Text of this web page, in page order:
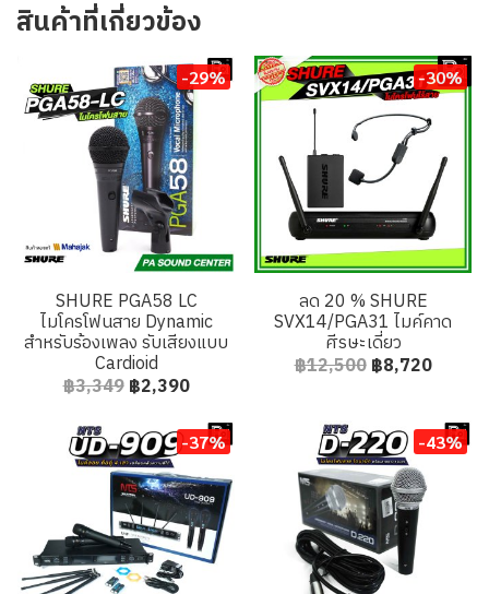
สินค้าที่เกี่ยวข้อง
-29%
SHURE PGA58 LC
ไมโครโฟนสาย Dynamic
สำหรับร้องเพลง รับเสียงแบบ
Cardioid
฿3,349 ฿2,390
-30%
ลด 20 % SHURE
SVX14/PGA31 ไมค์คาด
ศีรษะเดี่ยว
฿12,500 ฿8,720
-37% -43%